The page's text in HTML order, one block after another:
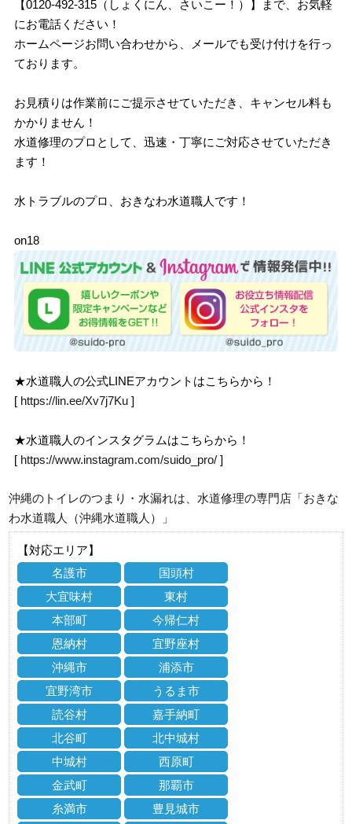
【0120-492-315（しょくにん、さいこー！）】まで、お気軽
にお電話ください！
ホームページお問い合わせから、メールでも受け付けを行っ
ております。
お見積りは作業前にご提示させていただき、キャンセル料も
かかりません！
水道修理のプロとして、迅速・丁寧にご対応させていただき
ます！
水トラブルのプロ、おきなわ水道職人です！
on18
★水道職人の公式LINEアカウントはこちらから！
[ https://lin.ee/Xv7j7Ku ]
★水道職人のインスタグラムはこちらから！
[ https://www.instagram.com/suido_pro/ ]
沖縄のトイレのつまり・水漏れは、水道修理の専門店「おきな
わ水道職人（沖縄水道職人）」
【対応エリア】
名護市
国頭村
大宜味村
東村
本部町
今帰仁村
恩納村
宜野座村
沖縄市
浦添市
宜野湾市
うるま市
読谷村
嘉手納町
北谷町
北中城村
中城村
西原町
金武町
那覇市
糸満市
豊見城市